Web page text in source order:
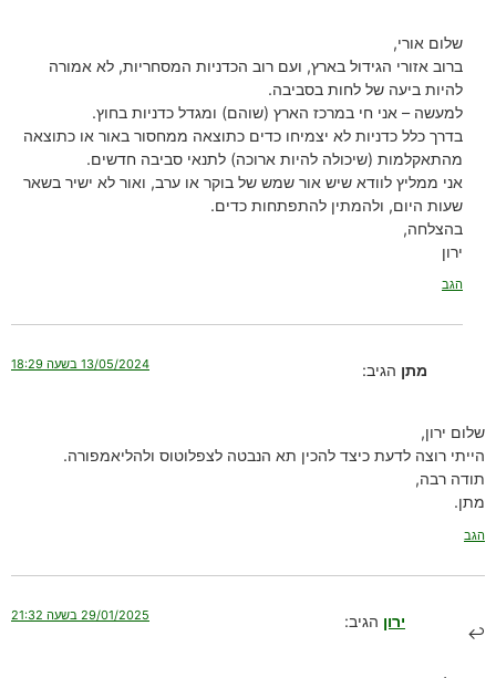
שלום אורי,
ברוב אזורי הגידול בארץ, ועם רוב הכדניות המסחריות, לא אמורה
להיות ביעה של לחות בסביבה.
למעשה – אני חי במרכז הארץ (שוהם) ומגדל כדניות בחוץ.
בדרך כלל כדניות לא יצמיחו כדים כתוצאה ממחסור באור או כתוצאה
מהתאקלמות (שיכולה להיות ארוכה) לתנאי סביבה חדשים.
אני ממליץ לוודא שיש אור שמש של בוקר או ערב, ואור לא ישיר בשאר
שעות היום, ולהמתין להתפתחות כדים.
בהצלחה,
ירון
הגב
מתן הגיב: 13/05/2024 בשעה 18:29
שלום ירון,
הייתי רוצה לדעת כיצד להכין תא הנבטה לצפלוטוס ולהליאמפורה.
תודה רבה,
מתן.
הגב
ירון הגיב: 29/01/2025 בשעה 21:32